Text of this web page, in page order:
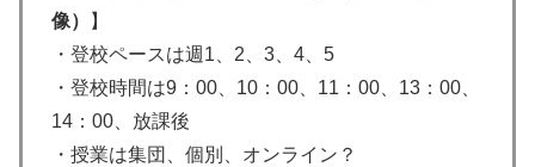
像）
】
・登校ペースは週1、2、3、4、5
・登校時間は9：00、10：00、11：00、13：00、
14：00、放課後
・授業は集団、個別、オンライン？